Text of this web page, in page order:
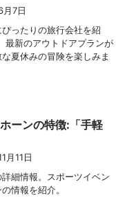
7日
ったりの旅行会社を紹
最新のアウトドアプランが
夏休みの冒険を楽しみま
ーンの特徴:「手軽
月11日
細情報。スポーツイベン
情報を紹介。